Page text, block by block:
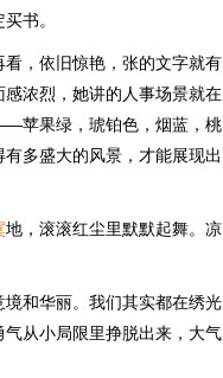
书。
，依旧惊艳，张的文字就有
浓烈，她讲的人事场景就在
苹果绿，琥铂色，烟蓝，桃
多盛大的风景，才能展现出
地，滚滚红尘里默默起舞。凉
和华丽。我们其实都在绣光
从小局限里挣脱出来，大气